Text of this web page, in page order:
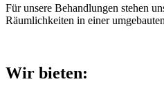
Für unsere Behandlungen stehen
Räumlichkeiten in einer
Wir bieten: